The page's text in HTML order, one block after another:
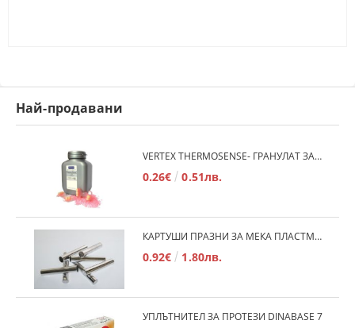
Най-продавани
VERTEX THERMOSENSE- ГРАНУЛАТ ЗА МЕКИ ПРОТЕЗИ
0.26€ 0.51лв.
КАРТУШИ ПРАЗНИ ЗА МЕКА ПЛАСТМАСА
0.92€ 1.80лв.
УПЛЪТНИТЕЛ ЗА ПРОТЕЗИ DINABASE 7